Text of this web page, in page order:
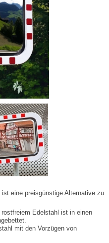
ist eine preisgünstige Alternative zu
Edelstahl ist in einen
mit den Vorzügen von